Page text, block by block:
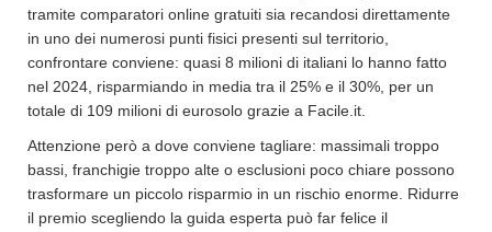
tramite comparatori online gratuiti sia recandosi direttamente
in uno dei numerosi punti fisici presenti sul territorio,
confrontare conviene: quasi 8 milioni di italiani lo hanno fatto
nel 2024, risparmiando in media tra il 25% e il 30%, per un
totale di 109 milioni di eurosolo grazie a Facile.it.
Attenzione però a dove conviene tagliare: massimali troppo
bassi, franchigie troppo alte o esclusioni poco chiare possono
trasformare un piccolo risparmio in un rischio enorme. Ridurre
il premio scegliendo la guida esperta può far felice il